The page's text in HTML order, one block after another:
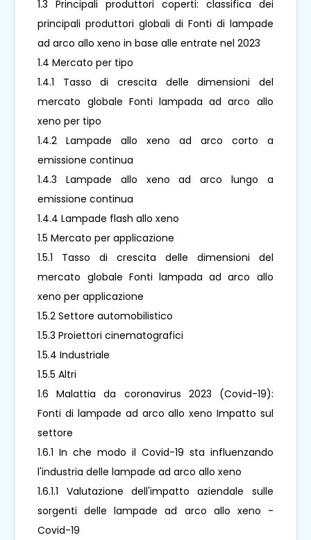
1.3 Principali produttori coperti: classifica dei
principali produttori globali di Fonti di lampade
ad arco allo xeno in base alle entrate nel 2023
1.4 Mercato per tipo
1.4.1 Tasso di crescita delle dimensioni del
mercato globale Fonti lampada ad arco allo
xeno per tipo
1.4.2 Lampade allo xeno ad arco corto a
emissione continua
1.4.3 Lampade allo xeno ad arco lungo a
emissione continua
1.4.4 Lampade flash allo xeno
1.5 Mercato per applicazione
1.5.1 Tasso di crescita delle dimensioni del
mercato globale Fonti lampada ad arco allo
xeno per applicazione
1.5.2 Settore automobilistico
1.5.3 Proiettori cinematografici
1.5.4 Industriale
1.5.5 Altri
1.6 Malattia da coronavirus 2023 (Covid-19):
Fonti di lampade ad arco allo xeno Impatto sul
settore
1.6.1 In che modo il Covid-19 sta influenzando
l'industria delle lampade ad arco allo xeno
1.6.1.1 Valutazione dell'impatto aziendale sulle
sorgenti delle lampade ad arco allo xeno -
Covid-19